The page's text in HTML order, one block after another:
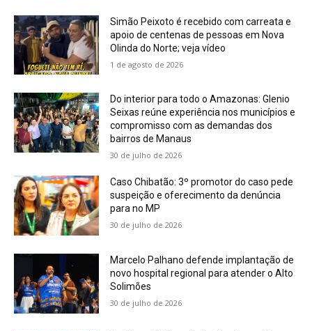
Simão Peixoto é recebido com carreata e
apoio de centenas de pessoas em Nova
Olinda do Norte; veja vídeo
1 de agosto de 2026
Do interior para todo o Amazonas: Glenio
Seixas reúne experiência nos municípios e
compromisso com as demandas dos
bairros de Manaus
30 de julho de 2026
Caso Chibatão: 3º promotor do caso pede
suspeição e oferecimento da denúncia
para no MP
30 de julho de 2026
Marcelo Palhano defende implantação de
novo hospital regional para atender o Alto
Solimões
30 de julho de 2026